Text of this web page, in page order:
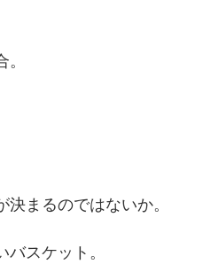
まるのではないか。
スケット。